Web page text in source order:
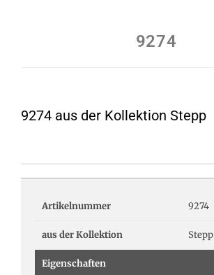
9274
9274 aus der Kollektion Stepp
Artikelnummer 9274
aus der Kollektion Stepp
Eigenschaften